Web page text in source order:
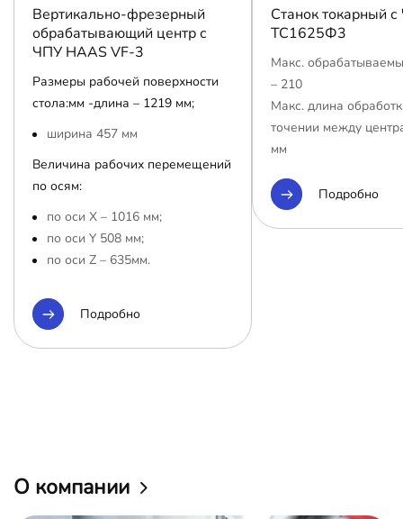
Вертикально-фрезерный
обрабатывающий центр с
ЧПУ HAAS VF-3
Размеры рабочей поверхности
стола:мм -длина – 1219 мм;
ширина 457 мм
Величина рабочих перемещений
по осям:
по оси Х – 1016 мм;
по оси Y 508 мм;
по оси Z – 635мм.
Подробно
Станок токарный
ТС1625Ф3
Макс.
– 210
Макс. длина
точении между
мм
Подробно
О компании